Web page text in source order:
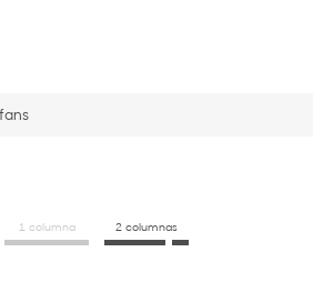
1 columna 2 columnas